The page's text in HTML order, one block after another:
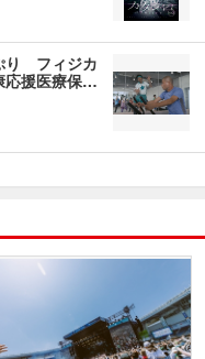
り フィジカ
応援医療保…